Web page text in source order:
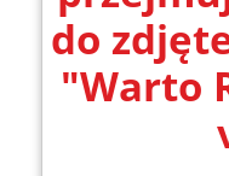
do
"Warto